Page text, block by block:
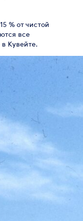
% от чистой
все
Кувейте.